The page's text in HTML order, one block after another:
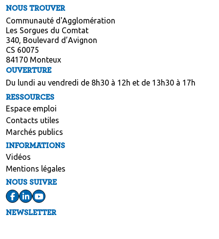
NOUS TROUVER
Communauté d'Agglomération
Les Sorgues du Comtat
340, Boulevard d’Avignon
CS 60075
84170 Monteux
OUVERTURE
Du lundi au vendredi de 8h30 à 12h et de 13h30 à 17h
RESSOURCES
Espace emploi
Contacts utiles
Marchés publics
INFORMATIONS
Vidéos
Mentions légales
NOUS SUIVRE
NEWSLETTER